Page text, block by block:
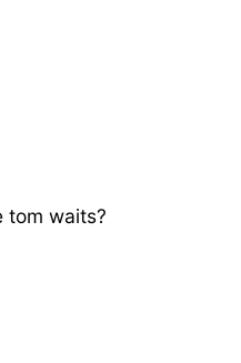
tom waits?